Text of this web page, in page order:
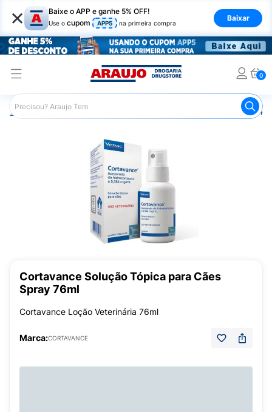
× Baixe o APP e ganhe 5% OFF!
Use o cupom APP5 na primeira compra
Baixar
0
Araujo Pet Shop Anti-Inflamatório Canino
Cortavance Solução Tópica para Cães
Spray 76ml
Cortavance Loção Veterinária 76ml
Marca:CORTAVANCE